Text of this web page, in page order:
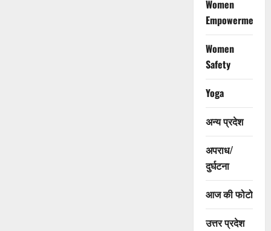
Women
Empowerment
Women
Safety
Yoga
अन्य प्रदेश
अपराध/
दुर्घटना
आज की फोटो
उत्तर प्रदेश